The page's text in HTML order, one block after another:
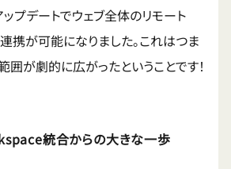
プデートでウェブ全体のリモート
携が可能になりました。これはつま
囲が劇的に広がったということです！
統合からの大きな一歩